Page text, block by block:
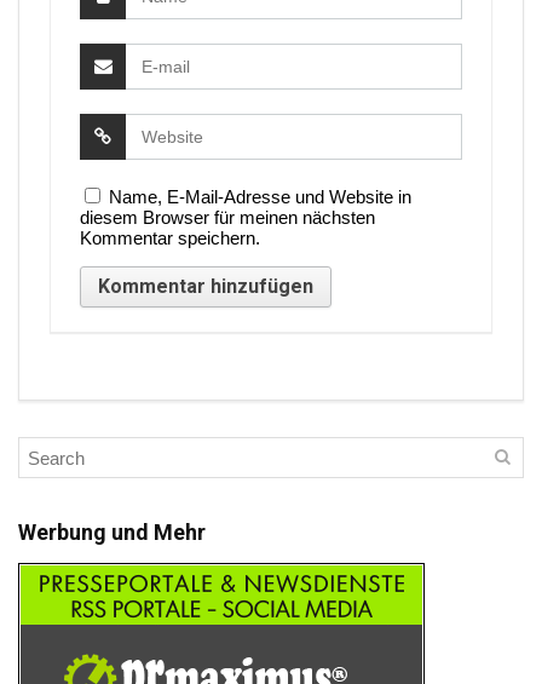
Name, E-Mail-Adresse und Website in
diesem Browser für meinen nächsten
Kommentar speichern.
Werbung und Mehr